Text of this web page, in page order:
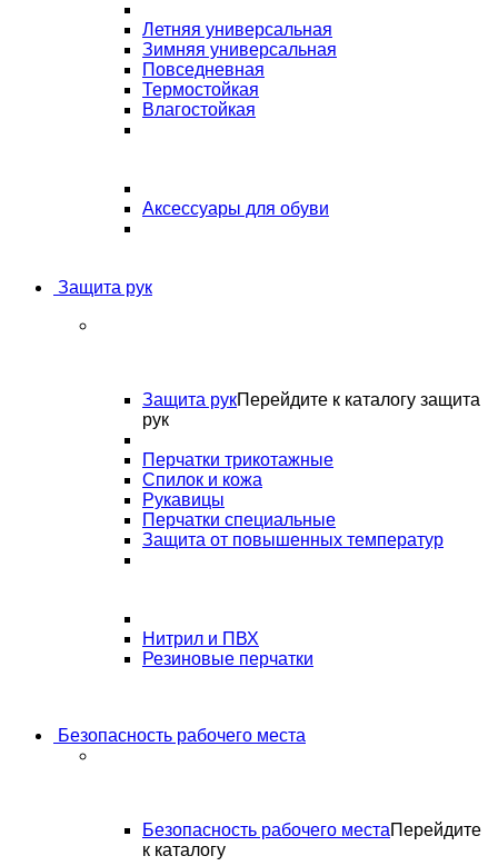
Летняя универсальная
Зимняя универсальная
Повседневная
Термостойкая
Влагостойкая
Аксессуары для обуви
Защита рук
Защита рукПерейдите к каталогу защита
рук
Перчатки трикотажные
Спилок и кожа
Рукавицы
Перчатки специальные
Защита от повышенных температур
Нитрил и ПВХ
Резиновые перчатки
Безопасность рабочего места
Безопасность рабочего местаПерейдите
к каталогу